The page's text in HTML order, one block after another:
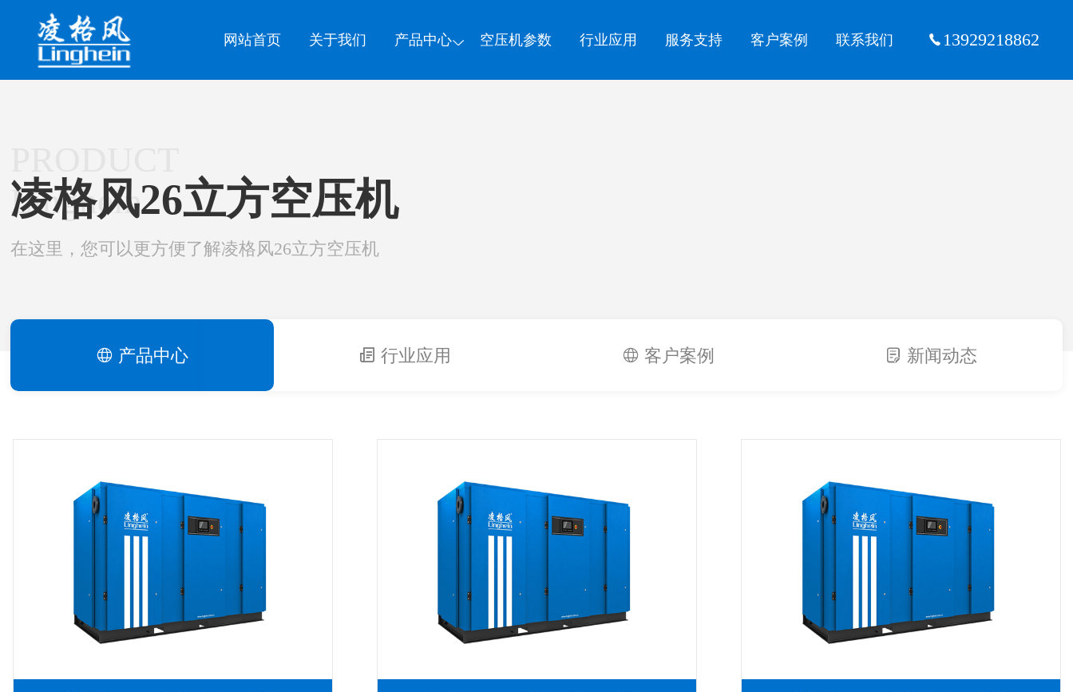
网站首页 关于我们 产品中心 空压机参数 行业应用 服务支持 客户案例 联系我们 13929218862
Linghein
凌格风26立方空压机
在这里，您可以更方便了解凌格风26立方空压机
产品中心 行业应用 客户案例 新闻动态